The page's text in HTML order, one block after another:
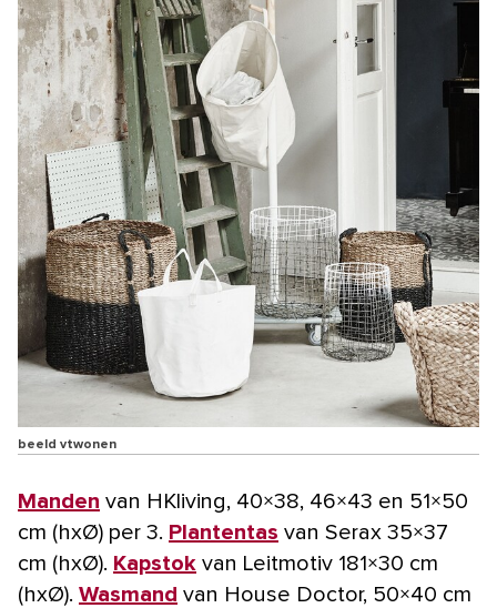
beeld vtwonen
Manden van HKliving, 40×38, 46×43 en 51×50
cm (hxØ) per 3. Plantentas van Serax 35×37
cm (hxØ). Kapstok van Leitmotiv 181×30 cm
(hxØ). Wasmand van House Doctor, 50×40 cm